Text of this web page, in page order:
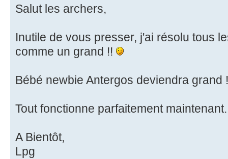
Salut les archers,
Inutile de vous presser, j'ai résolu tous
comme un grand !!
Bébé newbie Antergos deviendra grand
Tout fonctionne parfaitement
A Bientôt,
Lpg